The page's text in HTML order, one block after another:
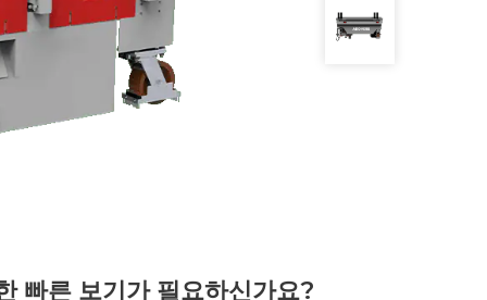
빠른 보기가 필요하신가요?